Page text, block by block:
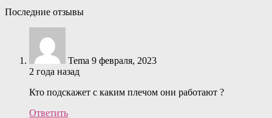
Последние отзывы
Tema 9 февраля, 2023
2 года назад
Кто подскажет с каким плечом они работают ?
Ответить